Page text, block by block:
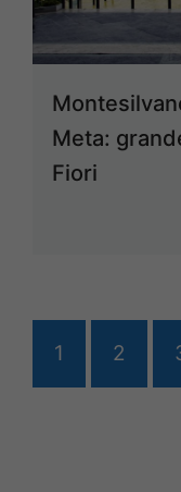
Meta:
Fiori
1 2